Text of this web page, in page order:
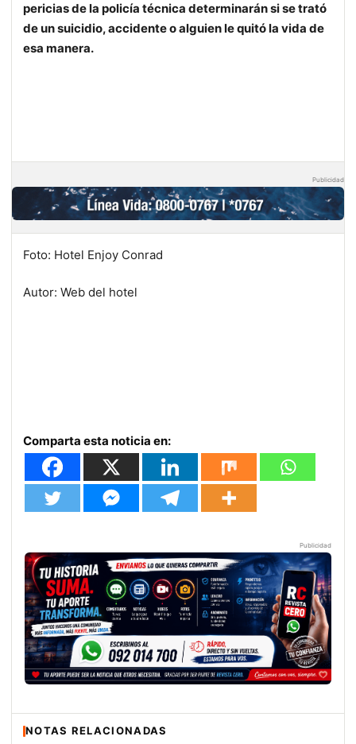
pericias de la policía técnica determinarán si se trató
de un suicidio, accidente o alguien le quitó la vida de
esa manera.
Publicidad
Foto: Hotel Enjoy Conrad
Autor: Web del hotel
Comparta esta noticia en:
Publicidad
NOTAS RELACIONADAS